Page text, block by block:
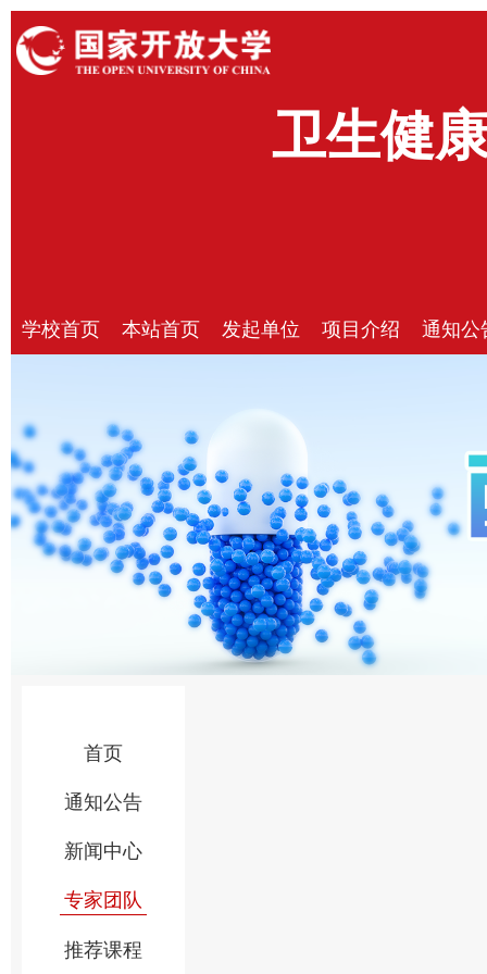
卫生健
学校首页 本站首页 发起单位 项目介绍 通知公
首页
通知公告
新闻中心
专家团队
推荐课程